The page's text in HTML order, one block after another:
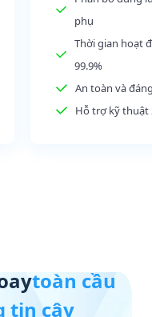
phụ
Thời gian hoạt
99.9%
An toàn và
Hỗ trợ kỹ thuật
toàn cầu
tin cậy